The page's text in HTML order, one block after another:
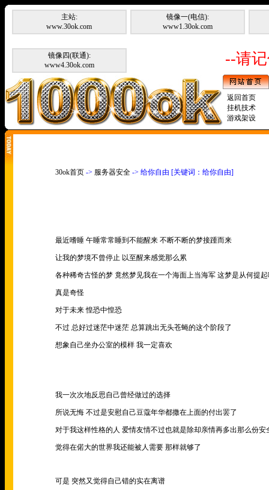
主站:
www.30ok.com
镜像一(电信):
www1.30ok.com
镜像四(联通):
www4.30ok.com
--请
返回首页
挂机技术
游戏架设
30ok首页 -> 服务器安全 -> 给你自由 [关键词：给你自由]
最近嗜睡 午睡常常睡到不能醒来 不断不断的梦接踵而来
让我的梦境不曾停止 以至醒来感觉那么累
各种稀奇古怪的梦 竟然梦见我在一个海面上当海军 这梦是从何提
真是奇怪
对于未来 惶恐中惶恐
不过 总好过迷茫中迷茫 总算跳出无头苍蝇的这个阶段了
想象自己坐办公室的模样 我一定喜欢
我一次次地反思自己曾经做过的选择
所说无悔 不过是安慰自己豆蔻年华都撒在上面的付出罢了
对于我这样性格的人 爱情友情不过也就是除却亲情再多出那么份安
觉得在偌大的世界我还能被人需要 那样就够了
可是 突然又觉得自己错的实在离谱